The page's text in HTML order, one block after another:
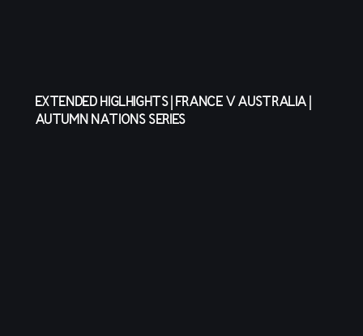
EXTENDED HIGLHIGHTS | FRANCE V AUSTRALIA |
AUTUMN NATIONS SERIES